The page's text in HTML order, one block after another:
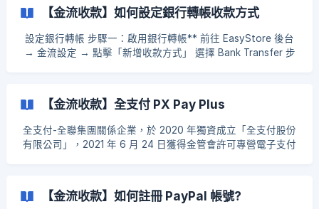
【金流收款】如何設定銀行轉帳收款方式
設定銀行轉帳 步驟一：啟用銀行轉帳** 前往 EasyStore 後台
→ 金流設定 → 點擊「新增收款方式」 選擇 Bank Transfer 步
【金流收款】全支付 PX Pay Plus
全支付-全聯集團關係企業，於 2020 年獨資成立「全支付股份
有限公司」，2021 年 6 月 24 日獲得金管會許可專營電子支付
間，延伸打造出多元寬廣的全支付生態圈，不僅要成為「生活
的支付」，更期許成為「全民的支付」，全面支持你為何而
【金流收款】如何註冊 PayPal 帳號?